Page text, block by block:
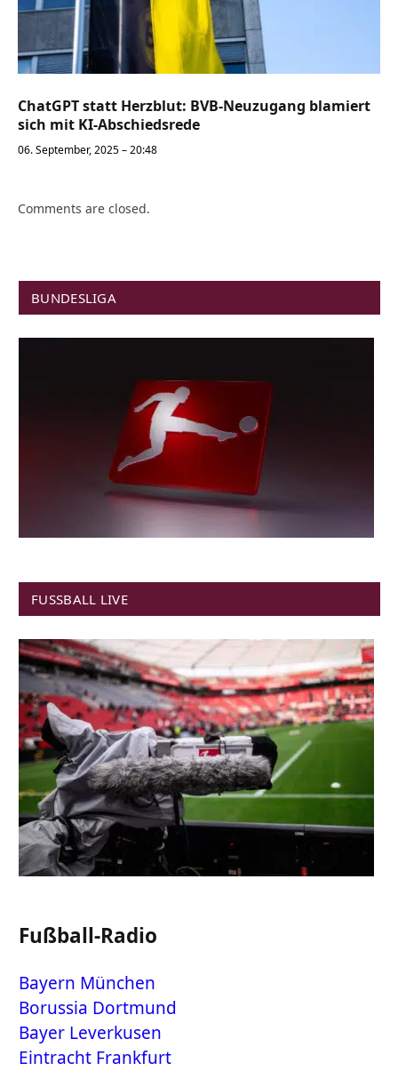
ChatGPT statt Herzblut: BVB-Neuzugang blamiert
sich mit KI-Abschiedsrede
06. September, 2025 – 20:48
Comments are closed.
BUNDESLIGA
FUSSBALL LIVE
Fußball-Radio
Bayern München
Borussia Dortmund
Bayer Leverkusen
Eintracht Frankfurt